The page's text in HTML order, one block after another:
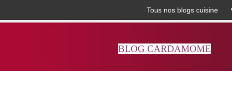
Tous nos blogs cuisine
BLOG CARDAMOME